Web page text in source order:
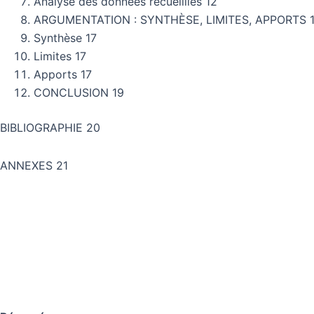
ARGUMENTATION : SYNTHÈSE, LIMITES, APPORTS
Synthèse 17
Limites 17
Apports 17
CONCLUSION 19
BIBLIOGRAPHIE 20
ANNEXES 21